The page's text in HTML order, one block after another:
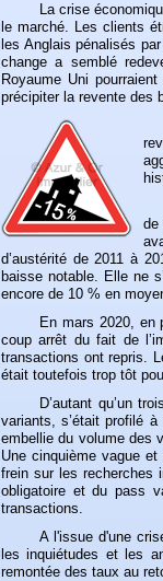
Lacrise
le marché. Les clients
les Anglais pénalisés
change a semblé
Royaume Uni
précipiter la revente des
de
d’austérité de 2011 à
baisse notable. Elle ne
encore de 10 % en
En mars 2020, en
coup arrêt du fait de
transactions ont repris.
était toutefois trop tôt
D’autant qu’un
variants, s’était profilé
embellie du volume des
Une cinquième vague
frein sur les recherches
obligatoire et du pass
transactions.
Al'issue d'une
les inquiétudes et les
remontée des taux au